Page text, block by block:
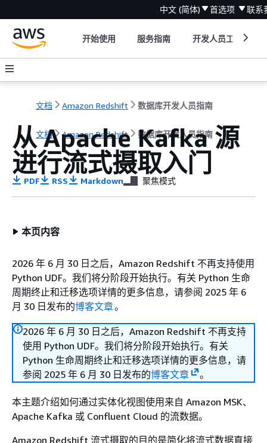
中文 (简体) 首选项 联系
开始使用 服务指南 开发人员工具
文档 Amazon Redshift 数据库开发人员指南
文档 Amazon Redshift 数据库开发人员指南
从 Apache Kafka 源
进行流式摄取入门
PDF RSS Markdown 聚焦模式
本页内容
2026 年 6 月 30 日之后，Amazon Redshift 不再支持使用
Python UDF。我们将分阶段开始执行。有关 Python 生命
周期终止和迁移选项详情的更多信息，请参阅 2025 年 6
月 30 日发布的博客文章。
2026 年 6 月 30 日之后，Amazon Redshift 不再支持
使用 Python UDF。我们将分阶段开始执行。有关
Python 生命周期终止和迁移选项详情的更多信息，请
参阅 2025 年 6 月 30 日发布的博客文章 。
本主题介绍如何通过实体化视图使用来自 Amazon MSK、
Apache Kafka 或 Confluent Cloud 的流数据。
Amazon Redshift 流式摄取的目的是简化将流式数据直接